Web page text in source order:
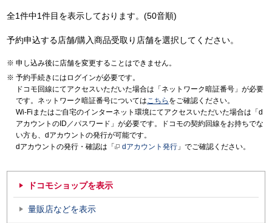
全1件中1件目を表示しております。(50音順)
予約申込する店舗/購入商品受取り店舗を選択してください。
申し込み後に店舗を変更することはできません。
予約手続きにはログインが必要です。
ドコモ回線にてアクセスいただいた場合は「ネットワーク暗証番号」が必要
です。ネットワーク暗証番号についてはこちら をご確認ください。
Wi-Fiまたはご自宅のインターネット環境にてアクセスいただいた場合は「d
アカウントのID／パスワード」が必要です。ドコモの契約回線をお持ちでな
い方も、dアカウントの発行が可能です。
dアカウントの発行・確認は「
dアカウント発行 」でご確認ください。
ドコモショップを表示
量販店などを表示